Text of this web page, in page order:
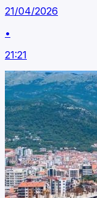
21/04/2026
•
21:21